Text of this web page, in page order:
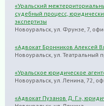
«Уральский
судебный процесс,
экспертизы
Новоуральск, ул. Фрунзе, 7,
«Адвокат Бронников Алексей
Новоуральск, ул. Театральный
«Уральское юридическое
Новоуральск, ул. Ленина, 72,
«Адвокат Пузанов Д. Г.»,